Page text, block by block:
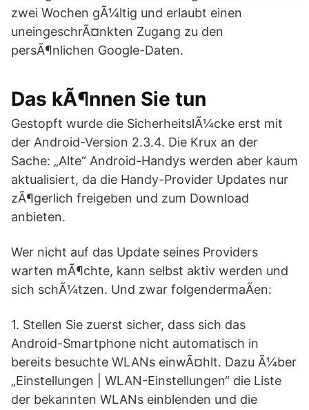
zwei Wochen gÃ¼ltig und erlaubt einen
uneingeschrÃ¤nkten Zugang zu den
persÃ¶nlichen Google-Daten.
Das kÃ¶nnen Sie tun
Gestopft wurde die SicherheitslÃ¼cke erst mit
der Android-Version 2.3.4. Die Krux an der
Sache: „Alte“ Android-Handys werden aber kaum
aktualisiert, da die Handy-Provider Updates nur
zÃ¶gerlich freigeben und zum Download
anbieten.
Wer nicht auf das Update seines Providers
warten mÃ¶chte, kann selbst aktiv werden und
sich schÃ¼tzen. Und zwar folgendermaÃen:
1. Stellen Sie zuerst sicher, dass sich das
Android-Smartphone nicht automatisch in
bereits besuchte WLANs einwÃ¤hlt. Dazu Ã¼ber
„Einstellungen | WLAN-Einstellungen“ die Liste
der bekannten WLANs einblenden und die